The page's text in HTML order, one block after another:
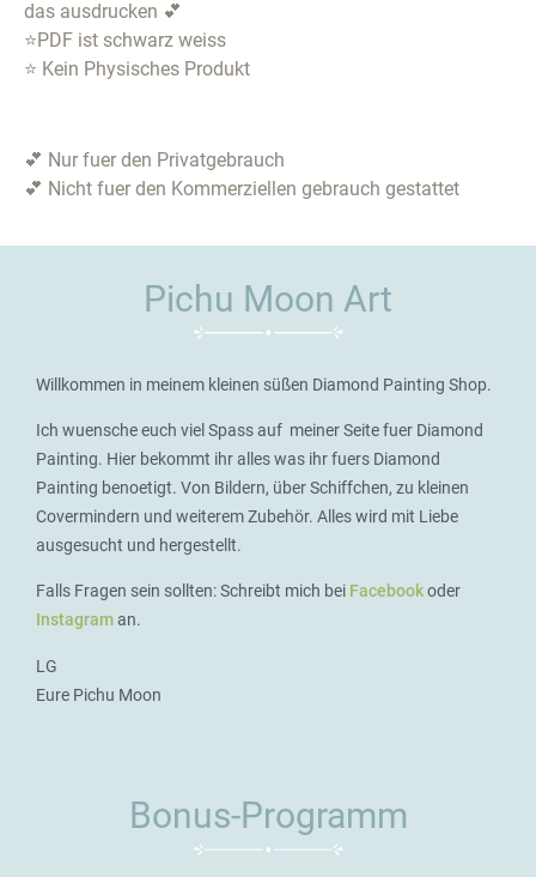
das ausdrucken 💕
⭐PDF ist schwarz weiss
⭐ Kein Physisches Produkt
💕 Nur fuer den Privatgebrauch
💕 Nicht fuer den Kommerziellen gebrauch gestattet
Pichu Moon Art
Willkommen in meinem kleinen süßen Diamond Painting Shop.
Ich wuensche euch viel Spass auf meiner Seite fuer Diamond
Painting. Hier bekommt ihr alles was ihr fuers Diamond
Painting benoetigt. Von Bildern, über Schiffchen, zu kleinen
Covermindern und weiterem Zubehör. Alles wird mit Liebe
ausgesucht und hergestellt.
Falls Fragen sein sollten: Schreibt mich bei Facebookoder
Instagraman.
LG
Eure Pichu Moon
Bonus-Programm